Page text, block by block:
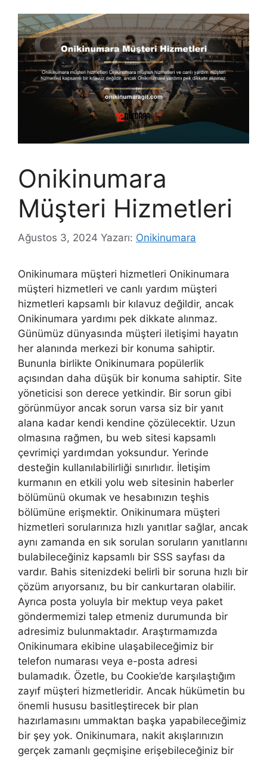
Onikinumara
Müşteri Hizmetleri
Ağustos 3, 2024 Yazarı: Onikinumara
Onikinumara müşteri hizmetleri Onikinumara
müşteri hizmetleri ve canlı yardım müşteri
hizmetleri kapsamlı bir kılavuz değildir, ancak
Onikinumara yardımı pek dikkate alınmaz.
Günümüz dünyasında müşteri iletişimi hayatın
her alanında merkezi bir konuma sahiptir.
Bununla birlikte Onikinumara popülerlik
açısından daha düşük bir konuma sahiptir. Site
yöneticisi son derece yetkindir. Bir sorun gibi
görünmüyor ancak sorun varsa siz bir yanıt
alana kadar kendi kendine çözülecektir. Uzun
olmasına rağmen, bu web sitesi kapsamlı
çevrimiçi yardımdan yoksundur. Yerinde
desteğin kullanılabilirliği sınırlıdır. İletişim
kurmanın en etkili yolu web sitesinin haberler
bölümünü okumak ve hesabınızın teşhis
bölümüne erişmektir. Onikinumara müşteri
hizmetleri sorularınıza hızlı yanıtlar sağlar, ancak
aynı zamanda en sık sorulan soruların yanıtlarını
bulabileceğiniz kapsamlı bir SSS sayfası da
vardır. Bahis sitenizdeki belirli bir soruna hızlı bir
çözüm arıyorsanız, bu bir cankurtaran olabilir.
Ayrıca posta yoluyla bir mektup veya paket
göndermemizi talep etmeniz durumunda bir
adresimiz bulunmaktadır. Araştırmamızda
Onikinumara ekibine ulaşabileceğimiz bir
telefon numarası veya e-posta adresi
bulamadık. Özetle, bu Cookie’de karşılaştığım
zayıf müşteri hizmetleridir. Ancak hükümetin bu
önemli hususu basitleştirecek bir plan
hazırlamasını ummaktan başka yapabileceğimiz
bir şey yok. Onikinumara, nakit akışlarınızın
gerçek zamanlı geçmişine erişebileceğiniz bir